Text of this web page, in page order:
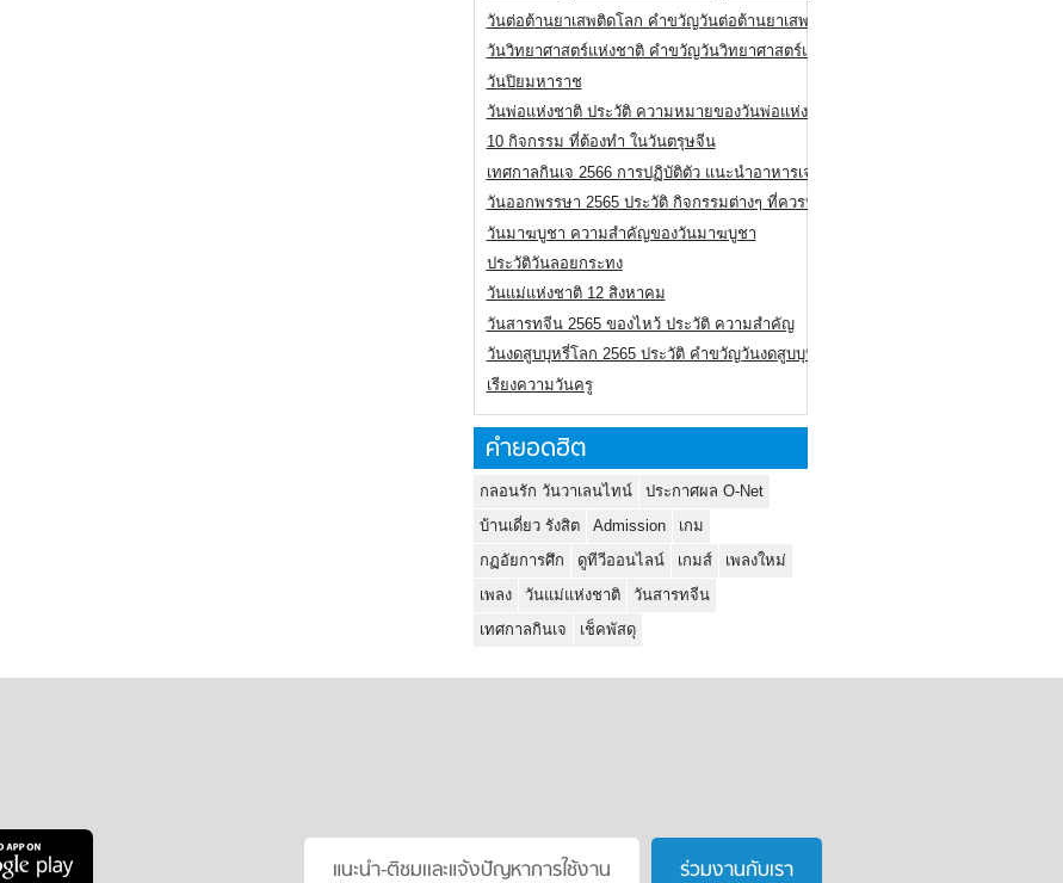
วันต่อต้านยาเสพติดโลก คำขวัญวันต่อต้านยาเสพติดสากล
วันวิทยาศาสตร์แห่งชาติ คำขวัญวันวิทยาศาสตร์แห่งชาติ
วันปิยมหาราช
วันพ่อแห่งชาติ ประวัติ ความหมายของวันพ่อแห่งชาติ
10 กิจกรรม ที่ต้องทำ ในวันตรุษจีน
เทศกาลกินเจ 2566 การปฏิบัติตัว แนะนำอาหารเจ
วันออกพรรษา 2565 ประวัติ กิจกรรมต่างๆ ที่ควรปฏิบัติ
วันมาฆบูชา ความสำคัญของวันมาฆบูชา
ประวัติวันลอยกระทง
วันแม่แห่งชาติ 12 สิงหาคม
วันสารทจีน 2565 ของไหว้ ประวัติ ความสำคัญ
วันงดสูบบุหรี่โลก 2565 ประวัติ คำขวัญวันงดสูบบุหรี่โลก
เรียงความวันครู
คำยอดฮิต
กลอนรัก วันวาเลนไทน์
ประกาศผล O-Net
บ้านเดี่ยว รังสิต
Admission
เกม
กฏอัยการศึก
ดูทีวีออนไลน์ เกมส์
เพลงใหม่
เพลง
วันแม่แห่งชาติ
วันสารทจีน
เทศกาลกินเจ
เช็คพัสดุ
แนะนำ-ติชมเเละแจ้งปัญหาการใช้งาน ร่วมงานกับเรา